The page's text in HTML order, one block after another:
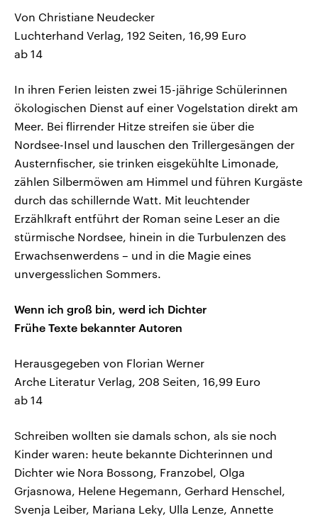
Von Christiane Neudecker
Luchterhand Verlag, 192 Seiten, 16,99 Euro
ab 14
In ihren Ferien leisten zwei 15-jährige Schülerinnen
ökologischen Dienst auf einer Vogelstation direkt am
Meer. Bei flirrender Hitze streifen sie über die
Nordsee-Insel und lauschen den Trillergesängen der
Austernfischer, sie trinken eisgekühlte Limonade,
zählen Silbermöwen am Himmel und führen Kurgäste
durch das schillernde Watt. Mit leuchtender
Erzählkraft entführt der Roman seine Leser an die
stürmische Nordsee, hinein in die Turbulenzen des
Erwachsenwerdens – und in die Magie eines
unvergesslichen Sommers.
Wenn ich groß bin, werd ich Dichter
Frühe Texte bekannter Autoren
Herausgegeben von Florian Werner
Arche Literatur Verlag, 208 Seiten, 16,99 Euro
ab 14
Schreiben wollten sie damals schon, als sie noch
Kinder waren: heute bekannte Dichterinnen und
Dichter wie Nora Bossong, Franzobel, Olga
Grjasnowa, Helene Hegemann, Gerhard Henschel,
Svenja Leiber, Mariana Leky, Ulla Lenze, Annette